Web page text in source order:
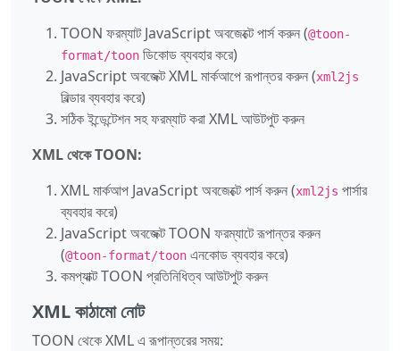
TOON ফরম্যাট JavaScript অবজেক্টে পার্স করুন (@toon-
format/toon ডিকোড ব্যবহার করে)
JavaScript অবজেক্ট XML মার্কআপে রূপান্তর করুন (xml2js
বিল্ডার ব্যবহার করে)
সঠিক ইন্ডেন্টেশন সহ ফরম্যাট করা XML আউটপুট করুন
XML থেকে TOON:
XML মার্কআপ JavaScript অবজেক্টে পার্স করুন (xml2js পার্সার
ব্যবহার করে)
JavaScript অবজেক্ট TOON ফরম্যাটে রূপান্তর করুন
(@toon-format/toon এনকোড ব্যবহার করে)
কমপ্যাক্ট TOON প্রতিনিধিত্ব আউটপুট করুন
XML কাঠামো নোট
TOON থেকে XML এ রূপান্তরের সময়: